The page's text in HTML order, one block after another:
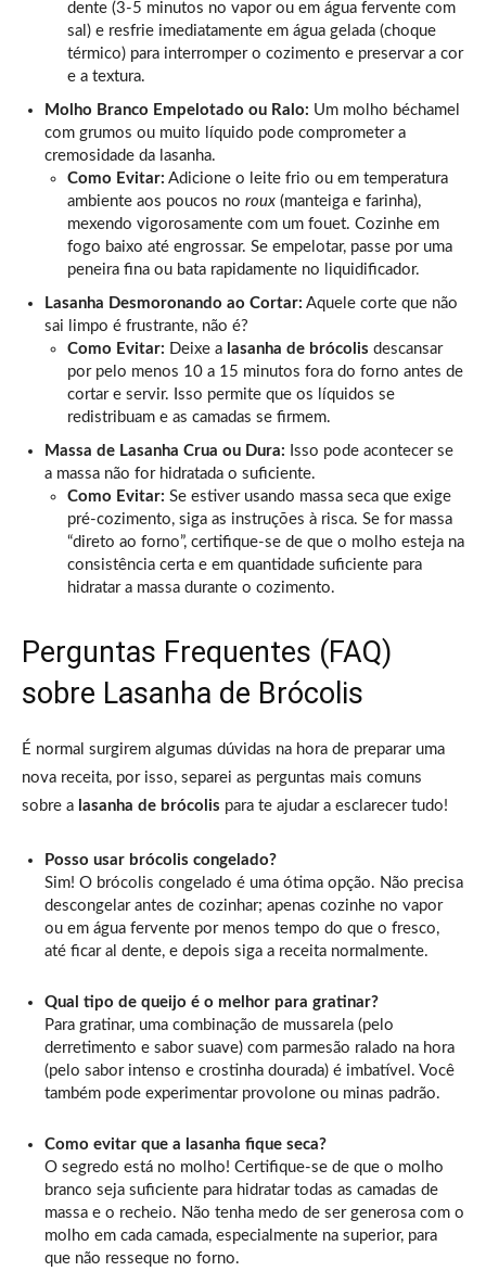
dente (3-5 minutos no vapor ou em água fervente com
sal) e resfrie imediatamente em água gelada (choque
térmico) para interromper o cozimento e preservar a cor
e a textura.
Molho Branco Empelotado ou Ralo: Um molho béchamel
com grumos ou muito líquido pode comprometer a
cremosidade da lasanha.
Como Evitar: Adicione o leite frio ou em temperatura
ambiente aos poucos no roux (manteiga e farinha),
mexendo vigorosamente com um fouet. Cozinhe em
fogo baixo até engrossar. Se empelotar, passe por uma
peneira fina ou bata rapidamente no liquidificador.
Lasanha Desmoronando ao Cortar: Aquele corte que não
sai limpo é frustrante, não é?
Como Evitar: Deixe a lasanha de brócolis descansar
por pelo menos 10 a 15 minutos fora do forno antes de
cortar e servir. Isso permite que os líquidos se
redistribuam e as camadas se firmem.
Massa de Lasanha Crua ou Dura: Isso pode acontecer se
a massa não for hidratada o suficiente.
Como Evitar: Se estiver usando massa seca que exige
pré-cozimento, siga as instruções à risca. Se for massa
“direto ao forno”, certifique-se de que o molho esteja na
consistência certa e em quantidade suficiente para
hidratar a massa durante o cozimento.
Perguntas Frequentes (FAQ)
sobre Lasanha de Brócolis
É normal surgirem algumas dúvidas na hora de preparar uma
nova receita, por isso, separei as perguntas mais comuns
sobre a lasanha de brócolis para te ajudar a esclarecer tudo!
Posso usar brócolis congelado?
Sim! O brócolis congelado é uma ótima opção. Não precisa
descongelar antes de cozinhar; apenas cozinhe no vapor
ou em água fervente por menos tempo do que o fresco,
até ficar al dente, e depois siga a receita normalmente.
Qual tipo de queijo é o melhor para gratinar?
Para gratinar, uma combinação de mussarela (pelo
derretimento e sabor suave) com parmesão ralado na hora
(pelo sabor intenso e crostinha dourada) é imbatível. Você
também pode experimentar provolone ou minas padrão.
Como evitar que a lasanha fique seca?
O segredo está no molho! Certifique-se de que o molho
branco seja suficiente para hidratar todas as camadas de
massa e o recheio. Não tenha medo de ser generosa com o
molho em cada camada, especialmente na superior, para
que não resseque no forno.